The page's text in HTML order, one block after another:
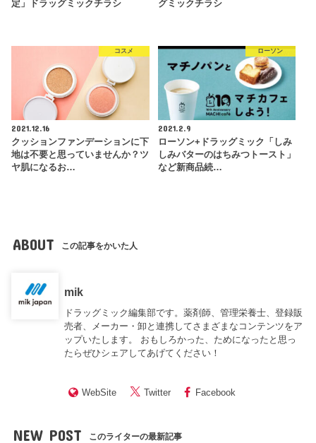
定」ドラッグミックチラシ グミックチラシ
コスメ
2021.12.16
クッションファンデーションに下
地は不要と思っていませんか？ツ
ヤ肌になるお…
ローソン
2021.2.9
ローソン+ドラッグミック「しみ
しみバターのはちみつトースト」
など新商品続…
ABOUT この記事をかいた人
mik
ドラッグミック編集部です。薬剤師、管理栄養士、登録販
売者、メーカー・卸と連携してさまざまなコンテンツをア
ップいたします。 おもしろかった、ためになったと思っ
たらぜひシェアしてあげてください！
WebSite Twitter Facebook
NEW POST このライターの最新記事